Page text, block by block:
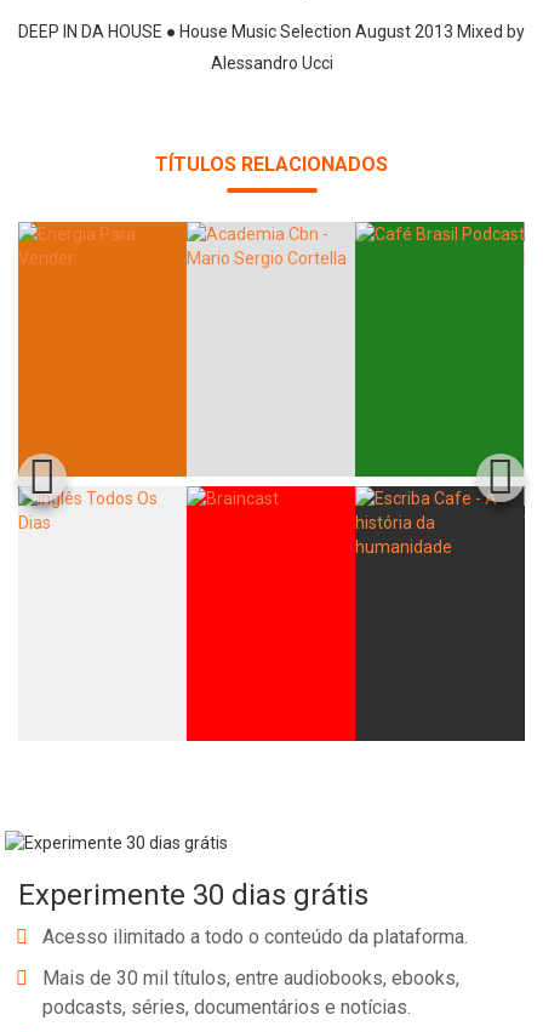
DEEP IN DA HOUSE ● House Music Selection August 2013 Mixed by
Alessandro Ucci
TÍTULOS RELACIONADOS
Experimente 30 dias grátis
Acesso ilimitado a todo o conteúdo da plataforma.
Mais de 30 mil títulos, entre audiobooks, ebooks,
podcasts, séries, documentários e notícias.